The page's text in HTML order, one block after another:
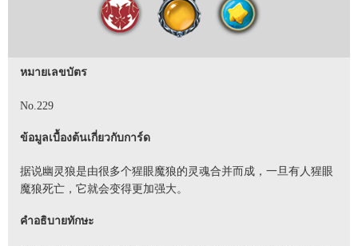
หมายเลขบัตร
No.229
ข้อมูลเบื้องต้นเกี่ยวกับการ์ด
据说幽灵狼是由很多个猩眼魔狼的灵魂合并而成，一旦有人猩眼
魔狼死亡，它就会变得更加强大。
คำอธิบายทักษะ